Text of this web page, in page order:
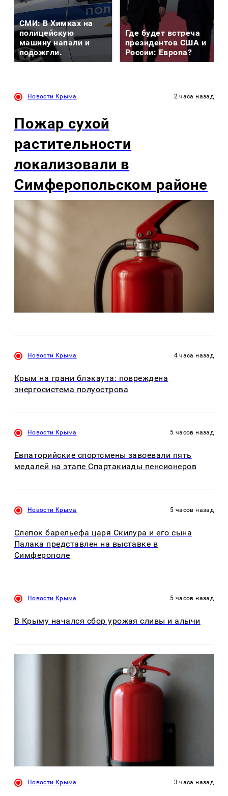
СМИ: В Химках на
полицейскую
машину напали и
подожгли.
Где будет встреча
президентов США и
России: Европа?
Новости Крыма 2 часа назад
Пожар сухой
растительности
локализовали в
Симферопольском районе
Новости Крыма 4 часа назад
Крым на грани блэкаута: повреждена
энергосистема полуострова
Новости Крыма 5 часов назад
Евпаторийские спортсмены завоевали пять
медалей на этапе Спартакиады пенсионеров
Новости Крыма 5 часов назад
Слепок барельефа царя Скилура и его сына
Палака представлен на выставке в
Симферополе
Новости Крыма 5 часов назад
В Крыму начался сбор урожая сливы и алычи
Новости Крыма 3 часа назад